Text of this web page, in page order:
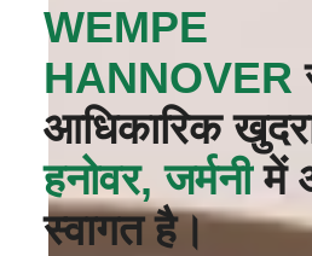
‭WEMPE
HANNOVER‬
आधिकारिक
हनोवर, जर्मनीमें
स्वागत है।